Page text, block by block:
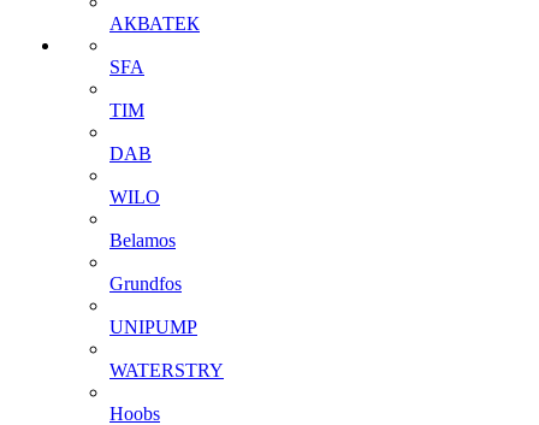
АКВАТЕК
SFA
TIM
DAB
WILO
Belamos
Grundfos
UNIPUMP
WATERSTRY
Hoobs